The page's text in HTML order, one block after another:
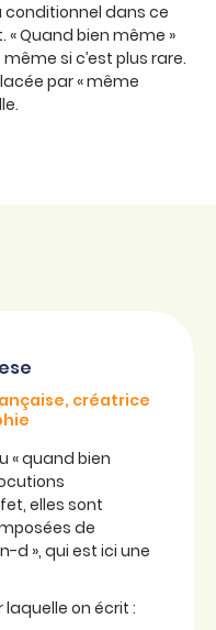
conditionnel dans ce
« Quand bien même »
si c’est plus rare.
par « même
créatrice
« quand bien
elles sont
de
d », qui est ici une
laquelle on écrit :